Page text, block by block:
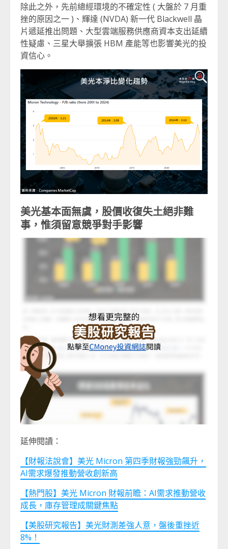
除此之外，先前總經環境的不確定性 ( 大盤於 7 月重
挫的原因之一 )、輝達 (NVDA) 新一代 Blackwell 晶
片遞延推出問題、大型雲端服務供應商資本支出延續
性疑慮、三星大舉擴張 HBM 產能等也影響美光的投
資信心。
美光基本面無虞，股價收復失土絕非難
事，惟須留意競爭對手影響
延伸閱讀：
【財報法說會】美光 Micron 第四季財報強勁飆升，
AI需求爆發推動營收創新高
【熱門股】美光 Micron 財報前瞻：AI需求推動營收
成長，庫存管理成關鍵焦點
【美股研究報告】美光財測差強人意，盤後重挫近
8%！